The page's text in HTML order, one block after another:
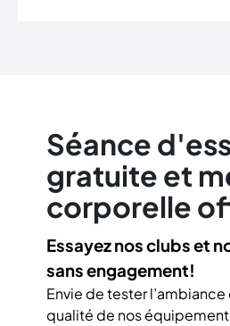
Séance
gratuite et
corporelle
Essayez nos clubs et
sans engagement!
Envie de tester
qualité de nos